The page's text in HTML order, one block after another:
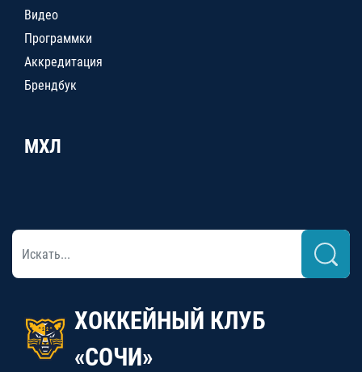
Видео
Программки
Аккредитация
Брендбук
МХЛ
ХОККЕЙНЫЙ КЛУБ
«СОЧИ»